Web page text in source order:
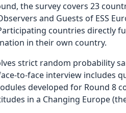
the survey covers 23
and Guests of ESS
countries directly
in their own country.
strict random probability
to-face interview includes
developed for Round 8
in a Changing Europe